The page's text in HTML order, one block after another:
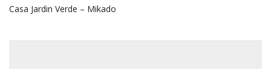
Casa Jardin Verde – Mikado